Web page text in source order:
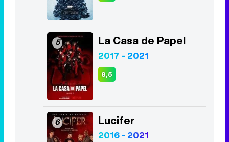
5 La Casa de Papel
2017 - 2021
8,5
6 Lucifer
2016 - 2021